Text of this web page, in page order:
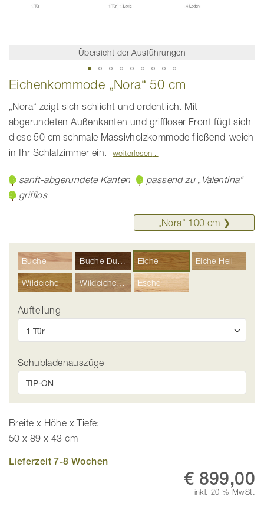
Übersicht der Ausführungen
Zum
Anfang
Bildgalerie
springen
Eichenkommode „Nora“ 50 cm
„Nora“ zeigt sich schlicht und ordentlich. Mit
abgerundeten Außenkanten und griffloser Front fügt sich
diese 50 cm schmale Massivholzkommode fließend-weich
in Ihr Schlafzimmer ein.
weiterlesen
sanft-abgerundete Kanten
passend zu „Valentina“
grifflos
„Nora“ ­100 cm ❯
Buche Buche Dunkel Eiche Eiche Hell
Wildeiche Wildeiche Hell Esche
Aufteilung
Schubladenauszüge
Breite x Höhe x Tiefe:
50 x 89 x 43 cm
Lieferzeit 7-8 Wochen
€ 899,00
inkl. 20 % MwSt.